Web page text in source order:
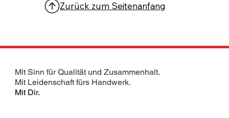
Zurück zum Seitenanfang
Mit Sinn für Qualität und Zusammenhalt.
Mit Leidenschaft fürs Handwerk.
Mit Dir.